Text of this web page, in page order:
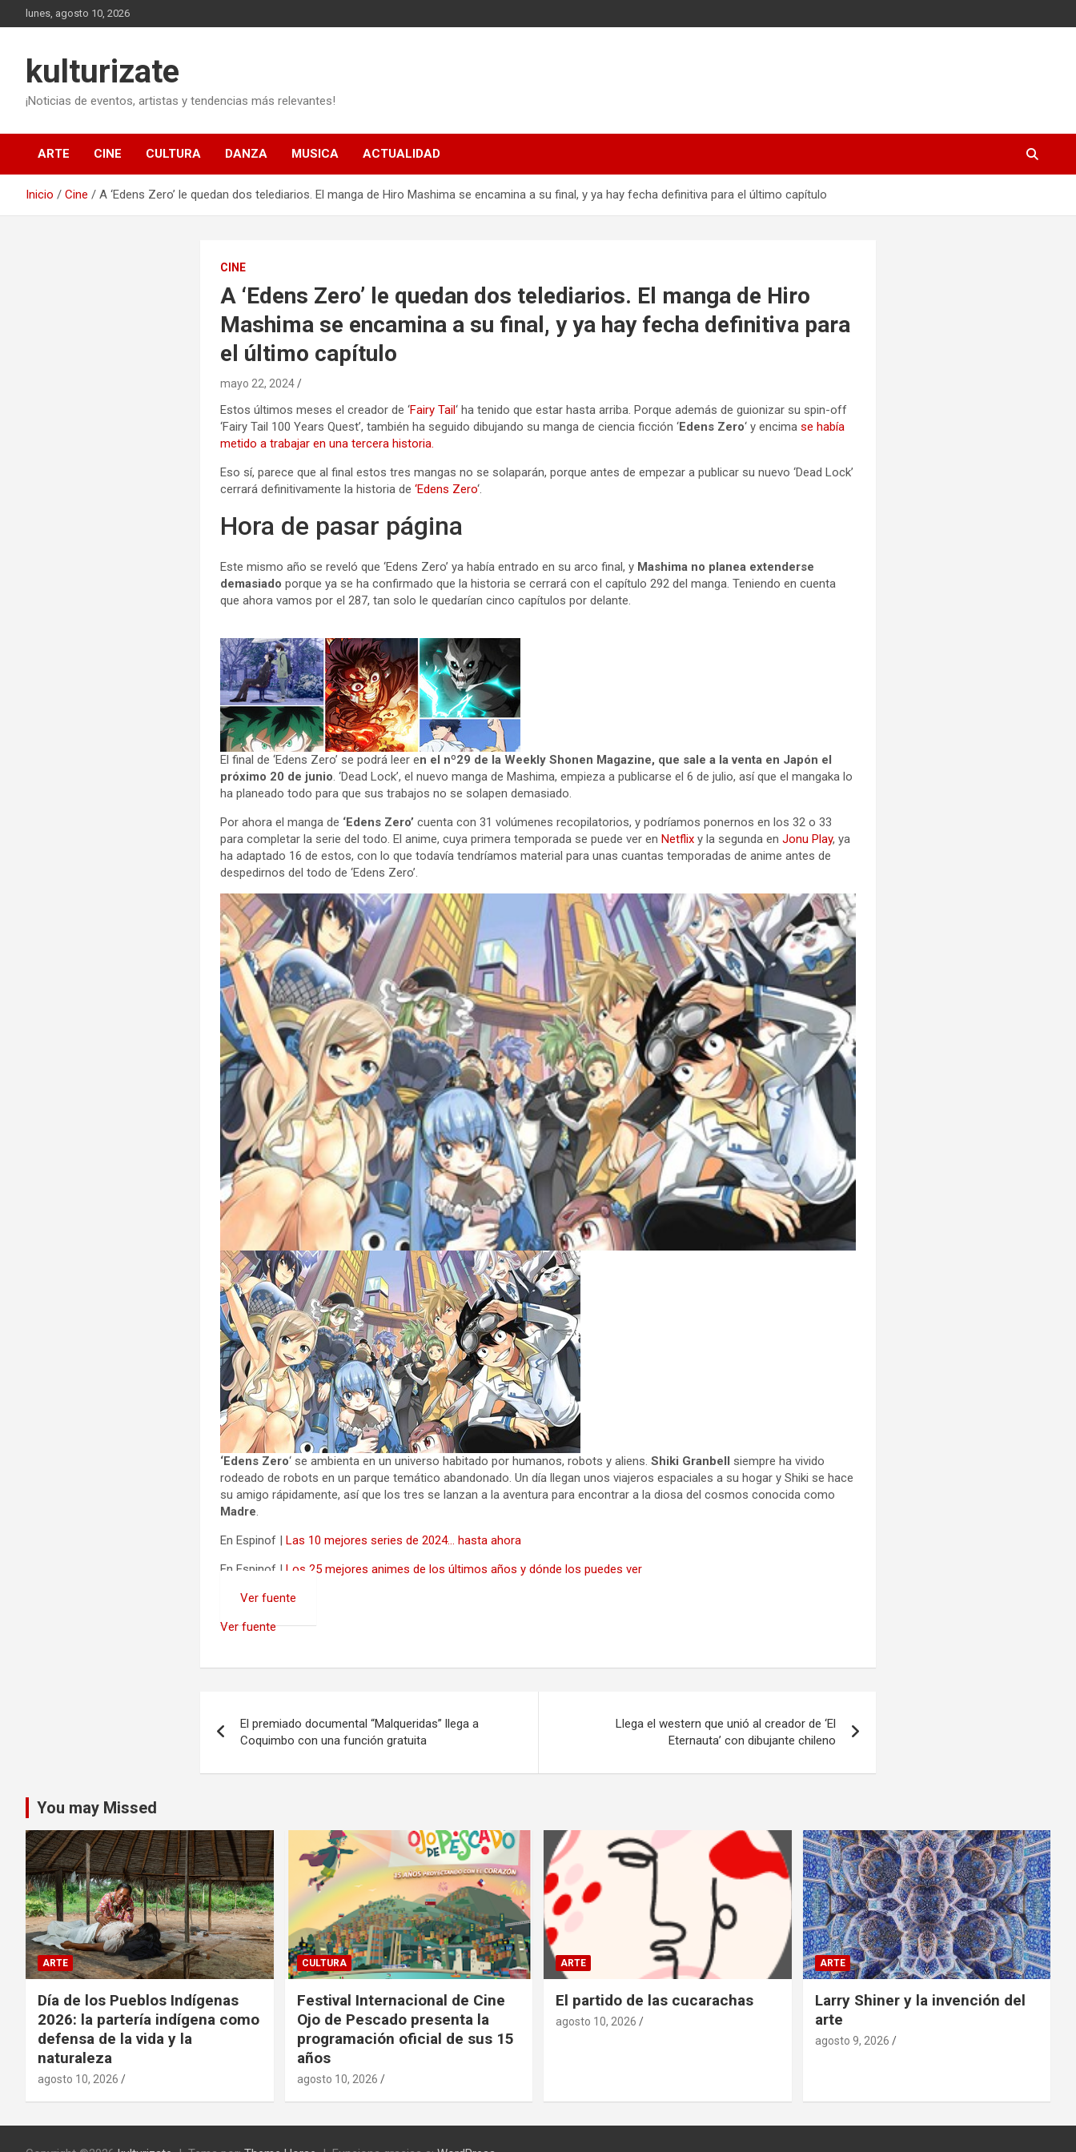
Saltar
al
lunes, agosto 10, 2026
kulturizate
¡Noticias de eventos, artistas y tendencias más relevantes!
ARTE CINE CULTURA DANZA MUSICA ACTUALIDAD
Inicio Cine A ‘Edens Zero’ le quedan dos telediarios. El manga de Hiro Mashima se encamina a su final, y ya hay fecha definitiva para el último capítulo
CINE
A ‘Edens Zero’ le quedan dos telediarios. El manga de Hiro
Mashima se encamina a su final, y ya hay fecha definitiva para
el último capítulo
mayo 22, 2024
Estos últimos meses el creador de ‘Fairy Tail‘ ha tenido que estar hasta arriba. Porque además de guionizar su spin-off
‘Fairy Tail 100 Years Quest’, también ha seguido dibujando su manga de ciencia ficción ‘Edens Zero‘ y encimase había
metido a trabajar en una tercera historia.
Eso sí, parece que al final estos tres mangas no se solaparán, porque antes de empezar a publicar su nuevo ‘Dead Lock’
cerrará definitivamente la historia de‘Edens Zero‘.
Hora de pasar página
Este mismo año se reveló que ‘Edens Zero’ ya había entrado en su arco final, y Mashima no planea extenderse
demasiado porque ya se ha confirmado que la historia se cerrará con el capítulo 292 del manga. Teniendo en cuenta
que ahora vamos por el 287, tan solo le quedarían cinco capítulos por delante.
El final de ‘Edens Zero’ se podrá leer en el nº29 de la Weekly Shonen Magazine, que sale a la venta en Japón el
próximo 20 de junio. ‘Dead Lock’, el nuevo manga de Mashima, empieza a publicarse el 6 de julio, así que el mangaka lo
ha planeado todo para que sus trabajos no se solapen demasiado.
Por ahora el manga de ‘Edens Zero’ cuenta con 31 volúmenes recopilatorios, y podríamos ponernos en los 32 o 33
para completar la serie del todo. El anime, cuya primera temporada se puede ver enNetflixy la segunda enJonu Play, ya
ha adaptado 16 de estos, con lo que todavía tendríamos material para unas cuantas temporadas de anime antes de
despedirnos del todo de ‘Edens Zero’.
‘Edens Zero‘ se ambienta en un universo habitado por humanos, robots y aliens.Shiki Granbell siempre ha vivido
rodeado de robots en un parque temático abandonado. Un día llegan unos viajeros espaciales a su hogar y Shiki se hace
su amigo rápidamente, así que los tres se lanzan a la aventura para encontrar a la diosa del cosmos conocida como
Madre.
En Espinof |Las 10 mejores series de 2024… hasta ahora
En Espinof |Los 25 mejores animes de los últimos años y dónde los puedes ver
Ver fuente
Ver fuente
de
entradas
El premiado documental “Malqueridas” llega a
Coquimbo con una función gratuita
Llega el western que unió al creador de ‘El
Eternauta’ con dibujante chileno
You may Missed
ARTE
Día de los Pueblos Indígenas
2026: la partería indígena como
defensa de la vida y la
naturaleza
agosto 10, 2026
CULTURA
Festival Internacional de Cine
Ojo de Pescado presenta la
programación oficial de sus 15
años
agosto 10, 2026
ARTE
El partido de las cucarachas
agosto 10, 2026
ARTE
Larry Shiner y la invención del
arte
agosto 9, 2026